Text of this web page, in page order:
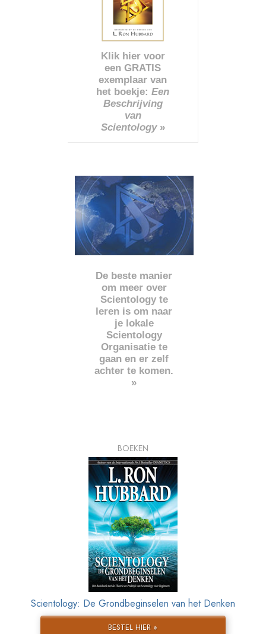
Klik hier voor
een GRATIS
exemplaar van
het boekje: Een
Beschrijving
van
Scientology»
De beste manier
om meer over
Scientology te
leren is om naar
je lokale
Scientology
Organisatie te
gaan en er zelf
achter te komen.
»
BOEKEN
Scientology: De Grondbeginselen van het Denken
BESTEL HIER »